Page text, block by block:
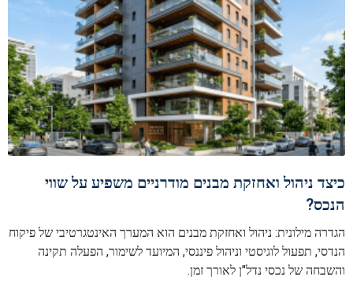
כיצד ניהול ואחזקת מבנים מודרניים משפיע על שווי
הנכס?
הגדרה מילונית: ניהול ואחזקת מבנים הוא המערך האינטגרטיבי של פיקוח
הנדסי, תפעול לוגיסטי וניהול פיננסי, המיועד לשימור, הפעלה תקינה
והשבחה של נכסי נדל"ן לאורך זמן.